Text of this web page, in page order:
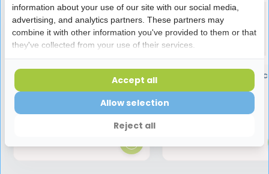
Oral-B Tandenborstels
Medium Indicator 2 + 1
Gratis
3,95
Bluem Oral Gel
Set | 3 x 3 ml
57,99
information about your use of our site with our social media,
advertising, and analytics partners. These partners may
combine it with other information you've provided to them or that
they've collected from your use of their services.
Reject all
Allow selection
Accept all